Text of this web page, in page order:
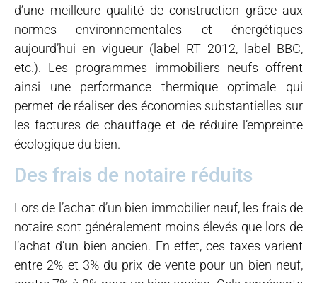
d’une meilleure qualité de construction grâce aux
normes environnementales et énergétiques
aujourd’hui en vigueur (label RT 2012, label BBC,
etc.). Les programmes immobiliers neufs offrent
ainsi une performance thermique optimale qui
permet de réaliser des économies substantielles sur
les factures de chauffage et de réduire l’empreinte
écologique du bien.
Des frais de notaire réduits
Lors de l’achat d’un bien immobilier neuf, les frais de
notaire sont généralement moins élevés que lors de
l’achat d’un bien ancien. En effet, ces taxes varient
entre 2% et 3% du prix de vente pour un bien neuf,